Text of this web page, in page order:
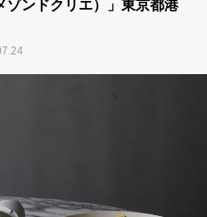
ゾンドクリエ）」東京都港